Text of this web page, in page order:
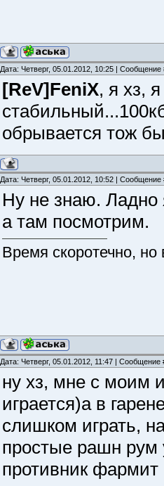
Дата: Четверг, 05.01.2012, 10:25 |
[ReV]FeniX, я хз,
обрывается тож
Дата: Четверг, 05.01.2012, 10:52 |
Ну не знаю. Ладно
а там посмотрим.
Время скоротечно,
Дата: Четверг, 05.01.2012, 11:47 | Сообщение
ну хз, мне с моим
играется)а в
слишком играть,
простые рашн
противник фармит